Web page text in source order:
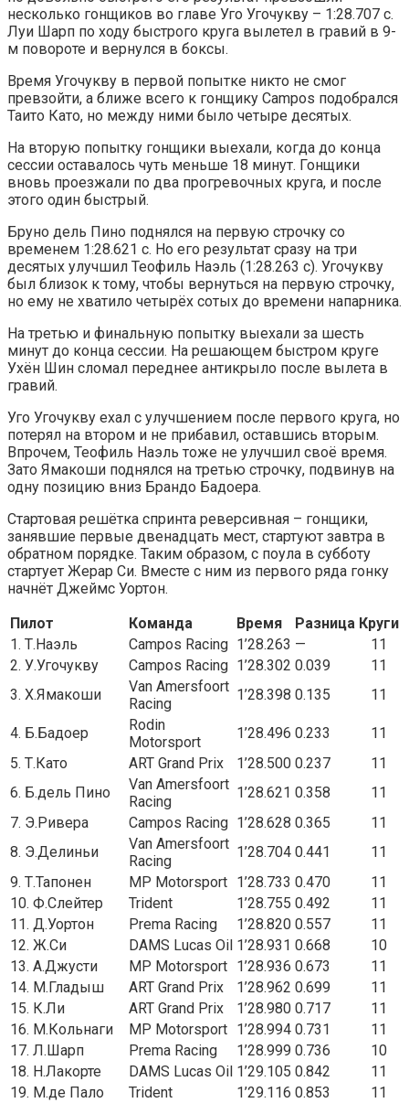
несколько гонщиков во главе Уго Угочукву – 1:28.707 с.
Луи Шарп по ходу быстрого круга вылетел в гравий в 9-
м повороте и вернулся в боксы.
Время Угочукву в первой попытке никто не смог
превзойти, а ближе всего к гонщику Campos подобрался
Таито Като, но между ними было четыре десятых.
На вторую попытку гонщики выехали, когда до конца
сессии оставалось чуть меньше 18 минут. Гонщики
вновь проезжали по два прогревочных круга, и после
этого один быстрый.
Бруно дель Пино поднялся на первую строчку со
временем 1:28.621 с. Но его результат сразу на три
десятых улучшил Теофиль Наэль (1:28.263 с). Угочукву
был близок к тому, чтобы вернуться на первую строчку,
но ему не хватило четырёх сотых до времени напарника.
На третью и финальную попытку выехали за шесть
минут до конца сессии. На решающем быстром круге
Ухён Шин сломал переднее антикрыло после вылета в
гравий.
Уго Угочукву ехал с улучшением после первого круга, но
потерял на втором и не прибавил, оставшись вторым.
Впрочем, Теофиль Наэль тоже не улучшил своё время.
Зато Ямакоши поднялся на третью строчку, подвинув на
одну позицию вниз Брандо Бадоера.
Стартовая решётка спринта реверсивная – гонщики,
занявшие первые двенадцать мест, стартуют завтра в
обратном порядке. Таким образом, с поула в субботу
стартует Жерар Си. Вместе с ним из первого ряда гонку
начнёт Джеймс Уортон.
Пилот
Команда Время Разница Круги
1. Т.Наэль
Campos Racing 1’28.263 —
11
2. У.Угочукву
Campos Racing 1’28.302 0.039
11
3. Х.Ямакоши
Van Amersfoort
Racing
1’28.398 0.135 11
4. Б.Бадоер
Rodin
Motorsport
1’28.496 0.233
11
5. Т.Като
ART Grand Prix 1’28.500 0.237
11
6. Б.дель Пино
Van Amersfoort
Racing
1’28.621 0.358
11
7. Э.Ривера
Campos Racing 1’28.628 0.365
11
8. Э.Делиньи
Van Amersfoort
Racing
1’28.704 0.441
11
9. Т.Тапонен
MP Motorsport 1’28.733 0.470
11
10. Ф.Слейтер
Trident 1’28.755 0.492
11
11. Д.Уортон
Prema Racing 1’28.820 0.557
11
12. Ж.Си
DAMS Lucas Oil 1’28.931 0.668
10
13. А.Джусти
MP Motorsport 1’28.936 0.673
11
14. М.Гладыш
ART Grand Prix 1’28.962 0.699
11
15. К.Ли
ART Grand Prix 1’28.980 0.717
11
16. М.Кольнаги
MP Motorsport 1’28.994 0.731
11
17. Л.Шарп
Prema Racing 1’28.999 0.736
10
18. Н.Лакорте
DAMS Lucas Oil 1’29.105 0.842
11
19. М.де Пало
Trident 1’29.116 0.853
11